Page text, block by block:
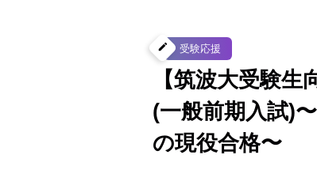
create 受験応援
【筑波大受験
(一般前期入試)
の現役合格〜